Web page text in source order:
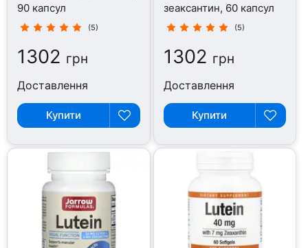
90 капсул
(5)
1302 грн
Доставлення
Купити
зеаксантин, 60 капсул
(5)
1302 грн
Доставлення
Купити